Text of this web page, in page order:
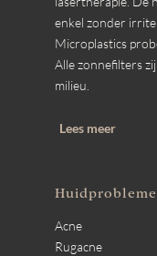
enkel zonder
Microplastics
Alle zonnefilters
milieu.
Lees meer
Acne
Rugacne